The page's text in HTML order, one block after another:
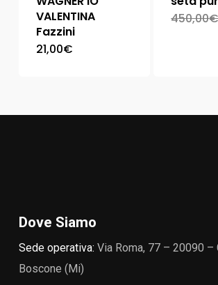
VALENTINA
Fazzini
21,00€
450,00
Dove Siamo
Sede operativa: Via Roma, 77 – 20090 –
Boscone (Mi)